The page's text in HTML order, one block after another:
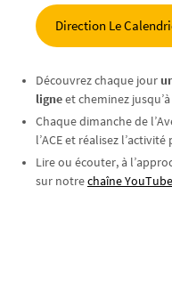
Direction Le
Découvrez chaque jour
ligneet cheminez
Chaque dimanche de
l’ACE et réalisez
Lire ou écouter, à
sur notrechaîne YouTube